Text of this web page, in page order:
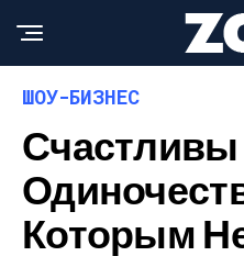
ШОУ-БИЗНЕС
Которым